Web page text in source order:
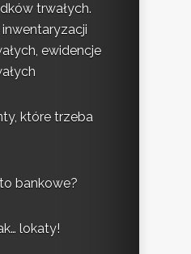
trwałych.
ewidencje
które trzeba
bankowe?
lokaty!